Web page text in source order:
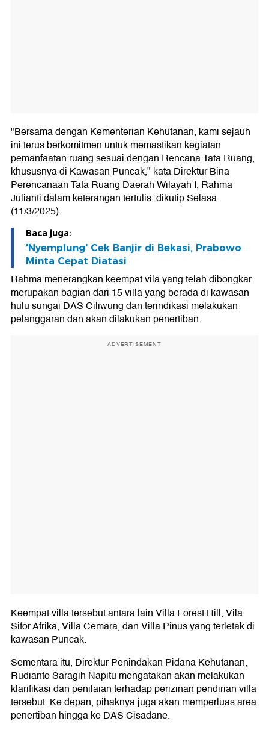
"Bersama dengan Kementerian Kehutanan, kami sejauh
ini terus berkomitmen untuk memastikan kegiatan
pemanfaatan ruang sesuai dengan Rencana Tata Ruang,
khususnya di Kawasan Puncak," kata Direktur Bina
Perencanaan Tata Ruang Daerah Wilayah I, Rahma
Julianti dalam keterangan tertulis, dikutip Selasa
(11/3/2025).
Baca juga:
'Nyemplung' Cek Banjir di Bekasi, Prabowo
Minta Cepat Diatasi
Rahma menerangkan keempat vila yang telah dibongkar
merupakan bagian dari 15 villa yang berada di kawasan
hulu sungai DAS Ciliwung dan terindikasi melakukan
pelanggaran dan akan dilakukan penertiban.
ADVERTISEMENT
Keempat villa tersebut antara lain Villa Forest Hill, Vila
Sifor Afrika, Villa Cemara, dan Villa Pinus yang terletak di
kawasan Puncak.
Sementara itu, Direktur Penindakan Pidana Kehutanan,
Rudianto Saragih Napitu mengatakan akan melakukan
klarifikasi dan penilaian terhadap perizinan pendirian villa
tersebut. Ke depan, pihaknya juga akan memperluas area
penertiban hingga ke DAS Cisadane.